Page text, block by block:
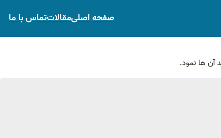
صفحه اصلیمقالاتتماس با ما
آن ها نمود.